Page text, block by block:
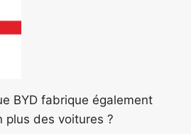
BYD fabrique également
plus des voitures ?